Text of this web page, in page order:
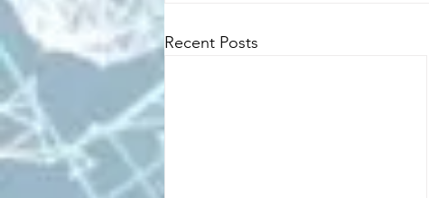
Recent Posts